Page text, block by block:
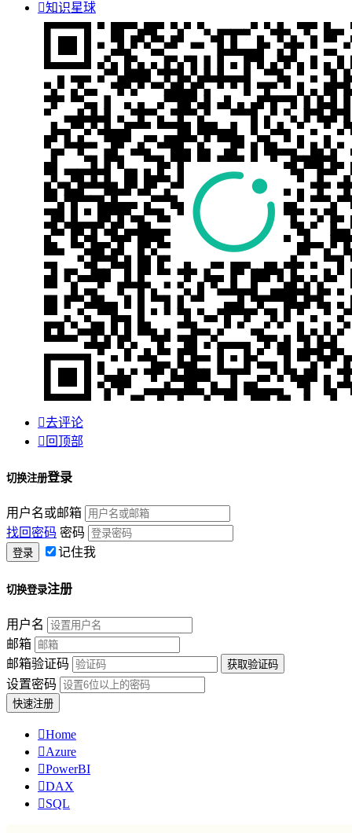
知识星球
去评论
 回顶部
切换注册登录
用户名或邮箱
找回密码 密码
记住我
切换登录注册
用户名
邮箱
邮箱验证码
设置密码
Home
Azure
PowerBI
DAX
SQL